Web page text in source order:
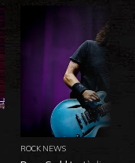
ROCK NEWS